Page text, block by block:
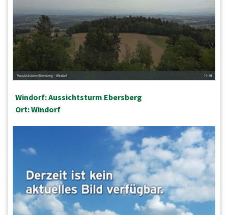
Windorf: Aussichtsturm Ebersberg
Ort: Windorf